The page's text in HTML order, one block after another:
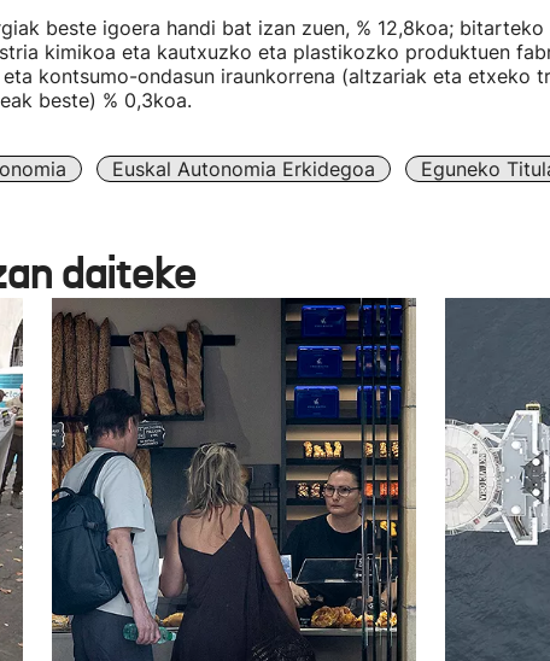
beste igoera handi bat izan zuen, % 12,8koa;
kimikoa eta kautxuzko eta plastikozko produktuen
eta kontsumo-ondasun iraunkorrena (altzariak eta etxeko
beste) % 0,3koa.
Euskal Autonomia Erkidegoa Eguneko
daiteke